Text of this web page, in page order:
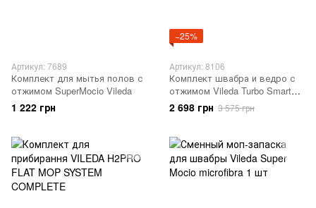
Артикул: 7689
Комплект для мытья полов с
отжимом SuperMocio Vileda
1 222 грн
−25%
Артикул: 8106
Комплект швабра и ведро с
отжимом Vileda Turbo Smart
Sistema
2 698 грн 3 575 грн